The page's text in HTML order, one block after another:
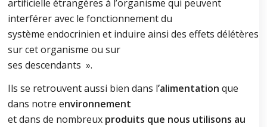
artificielle étrangères à l’organisme qui peuvent
interférer avec le fonctionnement du
système endocrinien et induire ainsi des effets délétères
sur cet organisme ou sur
ses descendants ».
Ils se retrouvent aussi bien dans l’alimentation que
dans notre environnement
et dans de nombreux produits que nous utilisons au